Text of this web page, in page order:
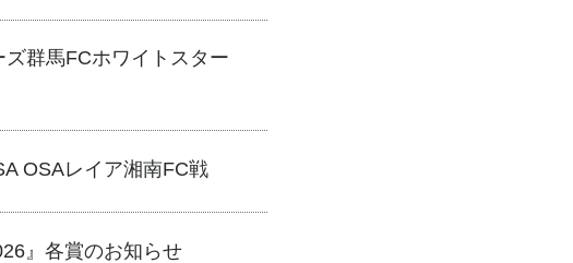
群馬FCホワイトスター
OSAレイア湘南FC戦
』各賞のお知らせ